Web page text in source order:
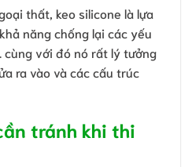
thất, keo silicone là lựa
năng chống lại các yếu
với đó nó rất lý tưởng
ra vào và các cấu trúc
tránh khi thi